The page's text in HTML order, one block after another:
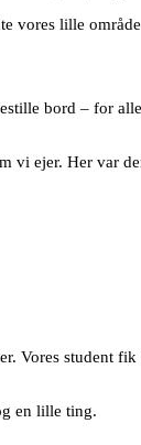
vores lille
bord – for
vi ejer. Her var
Vores student
en lille ting.